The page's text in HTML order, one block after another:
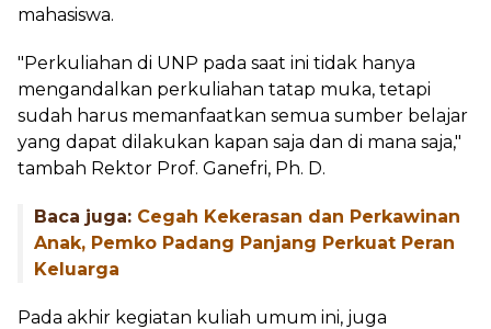
mahasiswa.
"Perkuliahan di UNP pada saat ini tidak hanya
mengandalkan perkuliahan tatap muka, tetapi
sudah harus memanfaatkan semua sumber belajar
yang dapat dilakukan kapan saja dan di mana saja,"
tambah Rektor Prof. Ganefri, Ph. D.
Baca juga: Cegah Kekerasan dan Perkawinan
Anak, Pemko Padang Panjang Perkuat Peran
Keluarga
Pada akhir kegiatan kuliah umum ini, juga